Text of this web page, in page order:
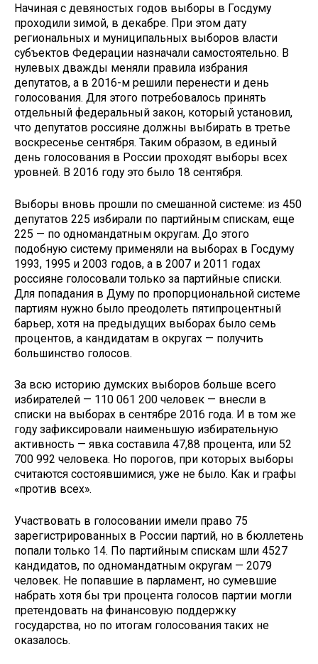
Начиная с девяностых годов выборы в Госдуму
проходили зимой, в декабре. При этом дату
региональных и муниципальных выборов власти
субъектов Федерации назначали самостоятельно. В
нулевых дважды меняли правила избрания
депутатов, а в 2016-м решили перенести и день
голосования. Для этого потребовалось принять
отдельный федеральный закон, который установил,
что депутатов россияне должны выбирать в третье
воскресенье сентября. Таким образом, в единый
день голосования в России проходят выборы всех
уровней. В 2016 году это было 18 сентября.
Выборы вновь прошли по смешанной системе: из 450
депутатов 225 избирали по партийным спискам, еще
225 — по одномандатным округам. До этого
подобную систему применяли на выборах в Госдуму
1993, 1995 и 2003 годов, а в 2007 и 2011 годах
россияне голосовали только за партийные списки.
Для попадания в Думу по пропорциональной системе
партиям нужно было преодолеть пятипроцентный
барьер, хотя на предыдущих выборах было семь
процентов, а кандидатам в округах — получить
большинство голосов.
За всю историю думских выборов больше всего
избирателей — 110 061 200 человек — внесли в
списки на выборах в сентябре 2016 года. И в том же
году зафиксировали наименьшую избирательную
активность — явка составила 47,88 процента, или 52
700 992 человека. Но порогов, при которых выборы
считаются состоявшимися, уже не было. Как и графы
«против всех».
Участвовать в голосовании имели право 75
зарегистрированных в России партий, но в бюллетень
попали только 14. По партийным спискам шли 4527
кандидатов, по одномандатным округам — 2079
человек. Не попавшие в парламент, но сумевшие
набрать хотя бы три процента голосов партии могли
претендовать на финансовую поддержку
государства, но по итогам голосования таких не
оказалось.